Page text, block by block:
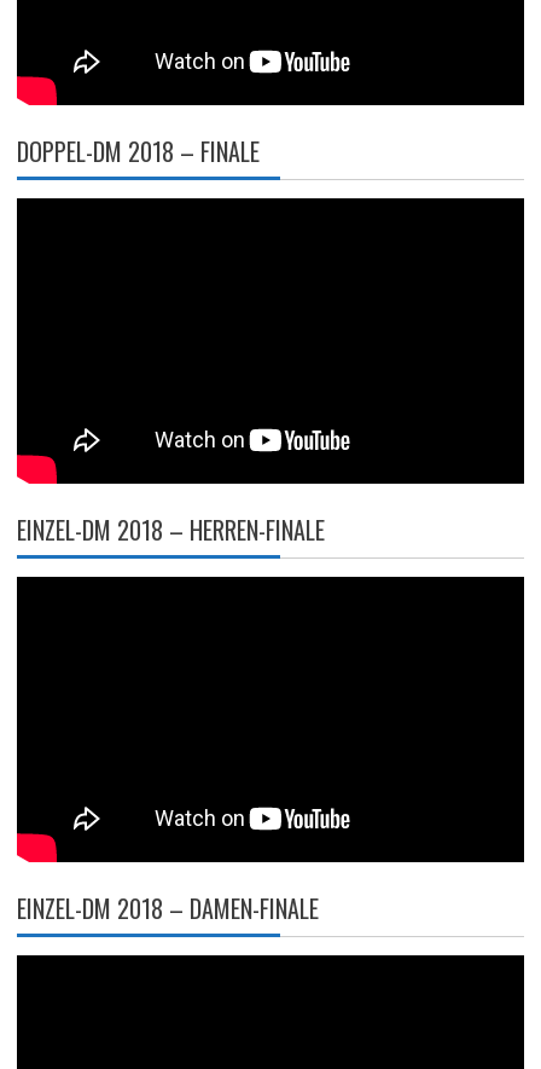
DOPPEL-DM 2018 – FINALE
EINZEL-DM 2018 – HERREN-FINALE
EINZEL-DM 2018 – DAMEN-FINALE